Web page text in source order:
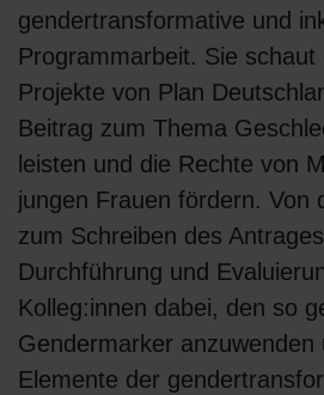
gendertransformative und
Programmarbeit. Sie schaut
Projekte von Plan
Beitrag zum Thema
leisten und die Rechte von
jungen Frauen fördern. Von
zum Schreiben des
Durchführung und
Kolleg:innen dabei, den so
Gendermarker anzuwenden
Elemente der